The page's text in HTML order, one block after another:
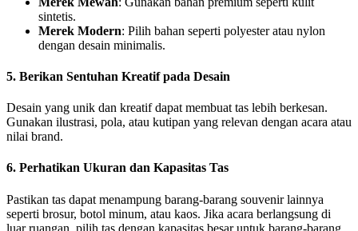
sintetis.
Merek Modern: Pilih bahan seperti polyester atau nylon
dengan desain minimalis.
5. Berikan Sentuhan Kreatif pada Desain
Desain yang unik dan kreatif dapat membuat tas lebih berkesan.
Gunakan ilustrasi, pola, atau kutipan yang relevan dengan acara atau
nilai brand.
6. Perhatikan Ukuran dan Kapasitas Tas
Pastikan tas dapat menampung barang-barang souvenir lainnya
seperti brosur, botol minum, atau kaos. Jika acara berlangsung di
luar ruangan, pilih tas dengan kapasitas besar untuk barang-barang